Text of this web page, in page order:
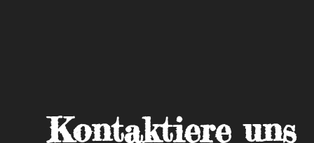
Kontaktiere uns